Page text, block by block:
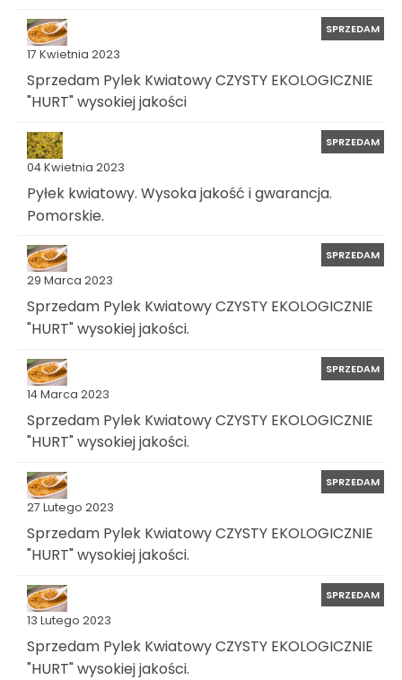
17 Kwietnia 2023
SPRZEDAM
Sprzedam Pylek Kwiatowy CZYSTY EKOLOGICZNIE
"HURT" wysokiej jakości
04 Kwietnia 2023
SPRZEDAM
Pyłek kwiatowy. Wysoka jakość i gwarancja.
Pomorskie.
29 Marca 2023
SPRZEDAM
Sprzedam Pylek Kwiatowy CZYSTY EKOLOGICZNIE
"HURT" wysokiej jakości.
14 Marca 2023
SPRZEDAM
Sprzedam Pylek Kwiatowy CZYSTY EKOLOGICZNIE
"HURT" wysokiej jakości.
27 Lutego 2023
SPRZEDAM
Sprzedam Pylek Kwiatowy CZYSTY EKOLOGICZNIE
"HURT" wysokiej jakości.
13 Lutego 2023
SPRZEDAM
Sprzedam Pylek Kwiatowy CZYSTY EKOLOGICZNIE
"HURT" wysokiej jakości.